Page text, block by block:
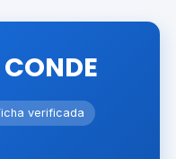
verificada